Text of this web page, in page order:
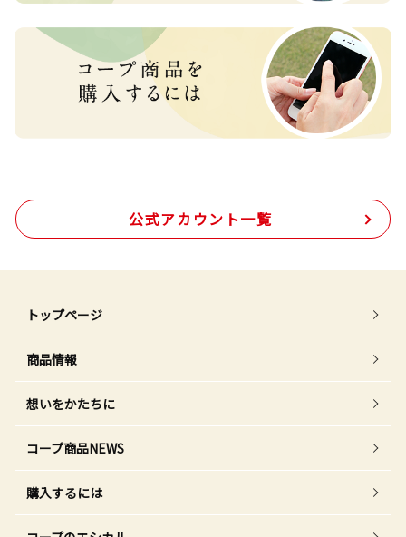
公式アカウント一覧
トップページ
商品情報
想いをかたちに
コープ商品NEWS
購入するには